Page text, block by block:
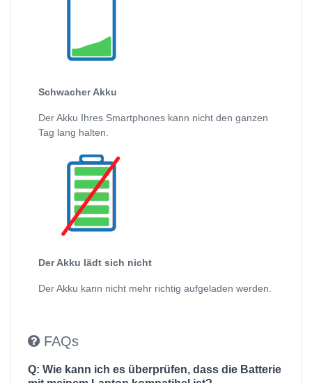
Schwacher Akku
Der Akku Ihres Smartphones kann nicht den ganzen
Tag lang halten.
Der Akku lädt sich nicht
Der Akku kann nicht mehr richtig aufgeladen werden.
FAQs
Q: Wie kann ich es überprüfen, dass die Batterie